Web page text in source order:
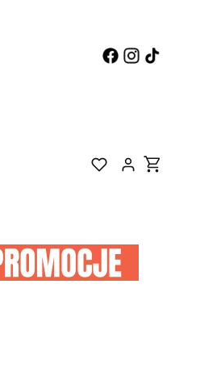
Produkty w